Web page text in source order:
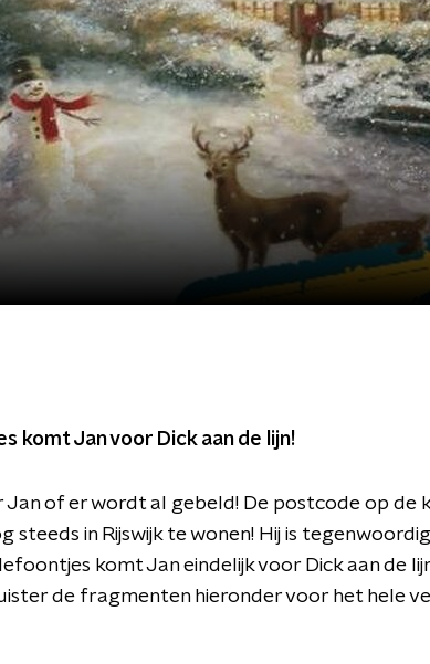
komt Jan voor Dick aan de lijn!
Jan of er wordt al gebeld! De postcode op de
steeds in Rijswijk te wonen! Hij is
komt Jan eindelijk voor Dick aan de
de fragmenten hieronder voor het hele